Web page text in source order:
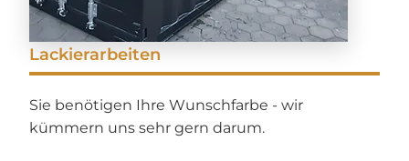
Lackierarbeiten
Sie benötigen Ihre Wunschfarbe - wir
kümmern uns sehr gern darum.